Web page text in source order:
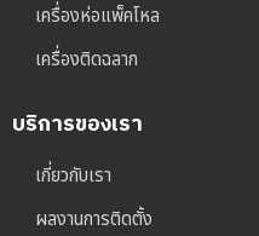
เครื่องห่อแพ็คโหล
เครื่องติดฉลาก
บริการของเรา
เกี่ยวกับเรา
ผลงานการติดตั้ง